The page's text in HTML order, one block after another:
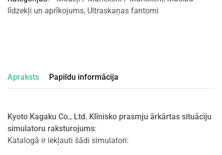
līdzekļi un aprīkojums, Ultraskaņas fantomi
Apraksts Papildu informācija
Kyoto Kagaku Co., Ltd. Klīnisko prasmju ārkārtas situāciju
simulatoru raksturojums:
Katalogā ir iekļauti šādi simulatori: